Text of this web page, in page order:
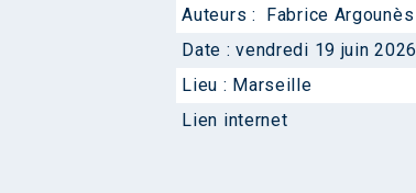
Auteurs :
Fabrice Argounès
Date :vendredi 19 juin 2026
Lieu : Marseille
Lien internet